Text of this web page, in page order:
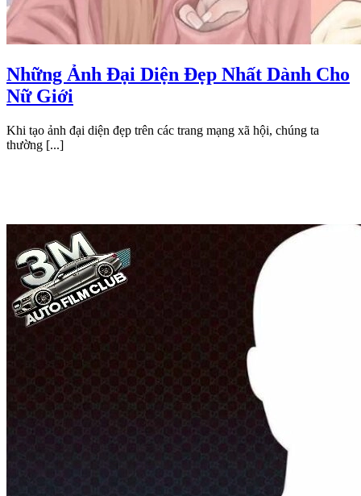
Những Ảnh Đại Diện Đẹp Nhất Dành Cho
Nữ Giới
Khi tạo ảnh đại diện đẹp trên các trang mạng xã hội, chúng ta
thường [...]